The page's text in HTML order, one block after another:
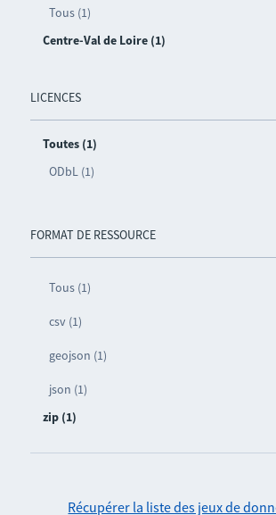
Tous (1)
Centre-Val de Loire (1)
LICENCES
Toutes (1)
ODbL (1)
FORMAT DE RESSOURCE
Tous (1)
csv (1)
geojson (1)
json (1)
zip (1)
Récupérer la liste des jeux de